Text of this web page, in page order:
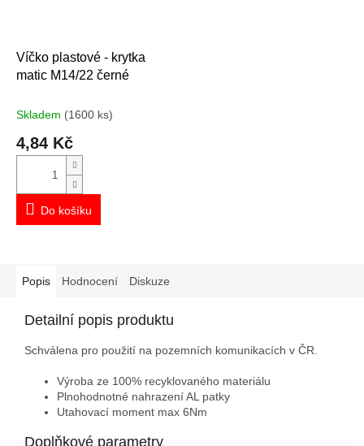
Víčko plastové - krytka
matic M14/22 černé
Skladem (1600 ks)
4,84 Kč
Do košíku
Popis Hodnocení Diskuze
Detailní popis produktu
Schválena pro použití na pozemních komunikacích v ČR.
Výroba ze 100% recyklovaného materiálu
Plnohodnotné nahrazení AL patky
Utahovací moment max 6Nm
Doplňkové parametry